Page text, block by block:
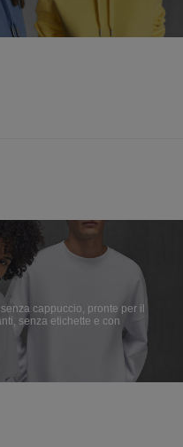
cappuccio, pronte per il
senza etichette e con